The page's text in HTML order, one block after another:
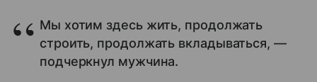
Мы хотим здесь жить, продолжать
строить, продолжать вкладываться, —
подчеркнул мужчина.